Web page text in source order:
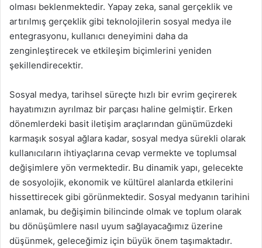
olması beklenmektedir. Yapay zeka, sanal gerçeklik ve
artırılmış gerçeklik gibi teknolojilerin sosyal medya ile
entegrasyonu, kullanıcı deneyimini daha da
zenginleştirecek ve etkileşim biçimlerini yeniden
şekillendirecektir.
Sosyal medya, tarihsel süreçte hızlı bir evrim geçirerek
hayatımızın ayrılmaz bir parçası haline gelmiştir. Erken
dönemlerdeki basit iletişim araçlarından günümüzdeki
karmaşık sosyal ağlara kadar, sosyal medya sürekli olarak
kullanıcıların ihtiyaçlarına cevap vermekte ve toplumsal
değişimlere yön vermektedir. Bu dinamik yapı, gelecekte
de sosyolojik, ekonomik ve kültürel alanlarda etkilerini
hissettirecek gibi görünmektedir. Sosyal medyanın tarihini
anlamak, bu değişimin bilincinde olmak ve toplum olarak
bu dönüşümlere nasıl uyum sağlayacağımız üzerine
düşünmek, geleceğimiz için büyük önem taşımaktadır.